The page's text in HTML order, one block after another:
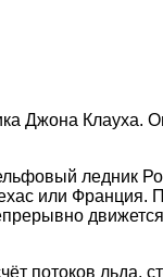
Джона Клауха.
ледник
или
потоков